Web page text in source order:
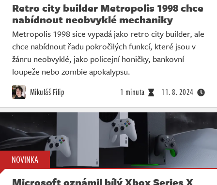
Retro city builder Metropolis 1998 chce
nabídnout neobvyklé mechaniky
Metropolis 1998 sice vypadá jako retro city builder, ale
chce nabídnout řadu pokročilých funkcí, které jsou v
žánru neobvyklé, jako policejní honičky, bankovní
loupeže nebo zombie apokalypsu.
Mikuláš Filip 1 minuta 11. 8. 2024
NOVINKA